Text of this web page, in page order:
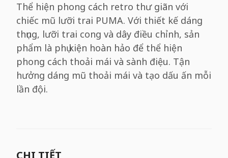
Thể hiện phong cách retro thư giãn với
chiếc mũ lưỡi trai PUMA. Với thiết kế dáng
thụng, lưỡi trai cong và dây điều chỉnh, sản
phẩm là phụ kiện hoàn hảo để thể hiện
phong cách thoải mái và sành điệu. Tận
hưởng dáng mũ thoải mái và tạo dấu ấn mỗi
lần đội.
CHI TIẾT